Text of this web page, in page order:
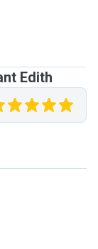
Edith